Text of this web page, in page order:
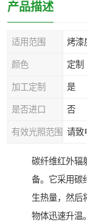
产品描述
适用范围 烤漆
颜色 定制
加工定制 是
是否进口 否
有效光照范围 请致
碳纤维红外辐
备。它采用碳
生热量，然后
物体迅速升温。